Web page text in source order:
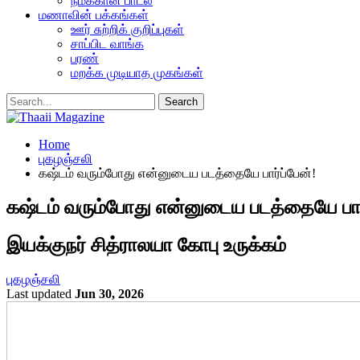
மணாவின் பக்கங்கள்
ஊர் சுற்றிக் குறிப்புகள்
சாப்பிட வாங்க
பரண்
மறக்க முடியாத முகங்கள்
Home
புகழஞ்சலி
கஷ்டம் வரும்போது என்னுடைய படத்தையே பார்ப்பேன்!
கஷ்டம் வரும்போது என்னுடைய படத்தையே
இயக்குநர் சித்ராலயா கோபு உருக்கம்
புகழஞ்சலி
Last updated Jun 30, 2026